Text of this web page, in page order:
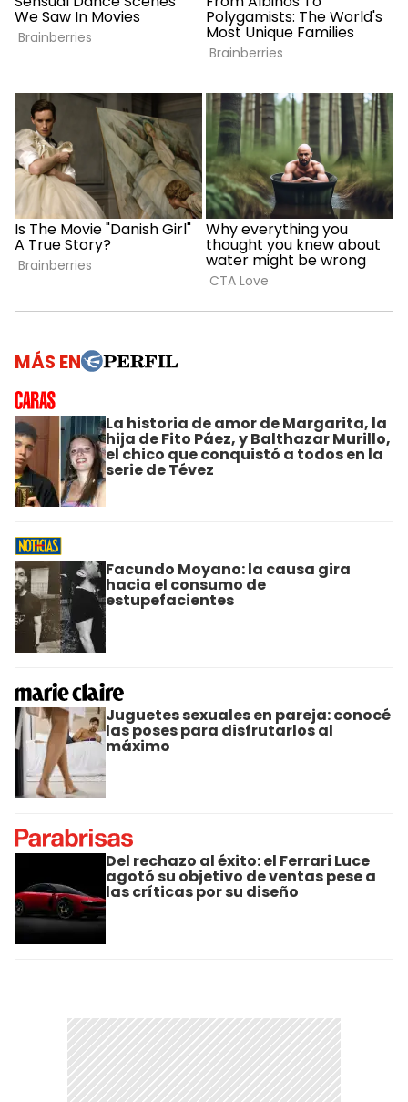
MÁS EN
La historia de amor de Margarita, la
hija de Fito Páez, y Balthazar Murillo,
el chico que conquistó a todos en la
serie de Tévez
Facundo Moyano: la causa gira
hacia el consumo de
estupefacientes
Juguetes sexuales en pareja: conocé
las poses para disfrutarlos al
máximo
Del rechazo al éxito: el Ferrari Luce
agotó su objetivo de ventas pese a
las críticas por su diseño